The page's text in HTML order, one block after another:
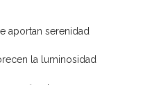
aportan serenidad
la luminosidad